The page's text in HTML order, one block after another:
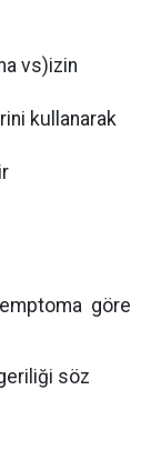
vs)izin
kullanarak
göre
söz